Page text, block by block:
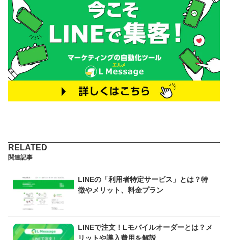
関連記事
LINEの「利用者特定サービス」とは？特
徴やメリット、料金プラン
LINEで注文！Lモバイルオーダーとは？メ
リットや導入費用を解説